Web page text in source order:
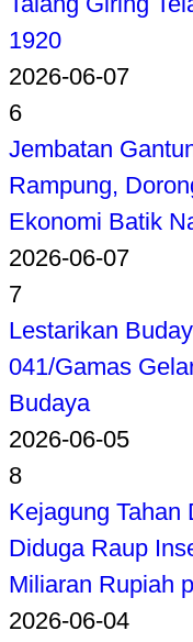
1920
2026-06-07
6
Jembatan
Rampung,
Ekonomi Batik
2026-06-07
7
Lestarikan
041/Gamas
Budaya
2026-06-05
8
Kejagung Tahan
Diduga Raup
Miliaran Rupiah
2026-06-04